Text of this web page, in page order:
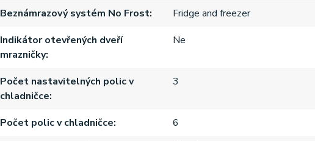
Beznámrazový systém No Frost
Fridge and freezer
Indikátor otevřených dveří
mrazničky
Ne
Počet nastavitelných polic v
chladničce
3
Počet polic v chladničce
6